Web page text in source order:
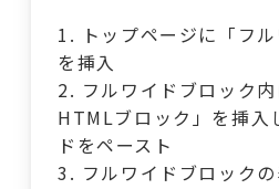
トップページに「フ
を挿入
フルワイドブロック
HTMLブロック」を挿入
ドをペースト
フルワイドブロックの